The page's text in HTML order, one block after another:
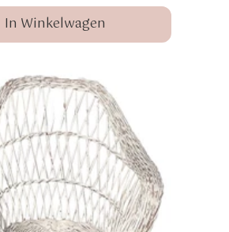
In Winkelwagen